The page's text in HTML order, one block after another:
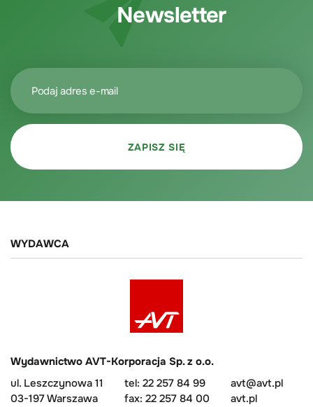
Newsletter
WYDAWCA
Wydawnictwo AVT-Korporacja Sp. z o.o.
ul. Leszczynowa 11
03-197 Warszawa
tel: 22 257 84 99
fax: 22 257 84 00
avt@avt.pl
avt.pl